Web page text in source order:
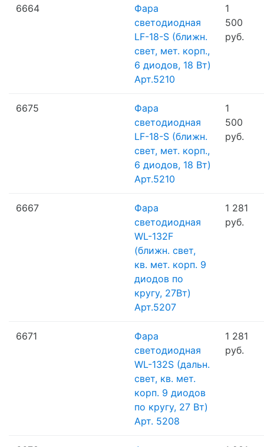
6664
Фара
светодиодная
LF-18-S (ближн.
свет, мет. корп.,
6 диодов, 18 Вт)
Арт.5210
1
500
руб.
6675
Фара
светодиодная
LF-18-S (ближн.
свет, мет. корп.,
6 диодов, 18 Вт)
Арт.5210
1
500
руб.
6667
Фара
светодиодная
WL-132F
(ближн. свет,
кв. мет. корп. 9
диодов по
кругу, 27Вт)
Арт.5207
1 281
руб.
6671
Фара
светодиодная
WL-132S (дальн.
свет, кв. мет.
корп. 9 диодов
по кругу, 27 Вт)
Арт. 5208
1 281
руб.